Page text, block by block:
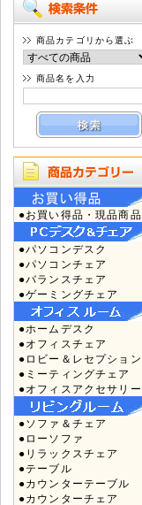
商品カテゴリから選ぶ
商品名を入力
●お買い得品・現品商品
●パソコンデスク
●パソコンチェア
●バランスチェア
●ゲーミングチェア
●ホームデスク
●オフィスチェア
●ロビー＆レセプション
●ミーティングチェア
●オフィスアクセサリー
●ソファ＆チェア
●ローソファ
●リラックスチェア
●テーブル
●カウンターテーブル
●カウンターチェア